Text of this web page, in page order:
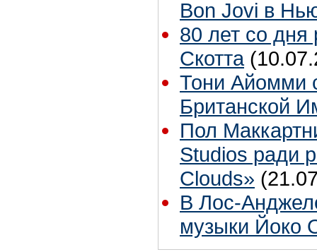
Bon Jovi в
80 лет со
Скотта
Тони Айомми
Британской
Пол
Studios ради
Clouds»
В Лос-
музыки Йоко